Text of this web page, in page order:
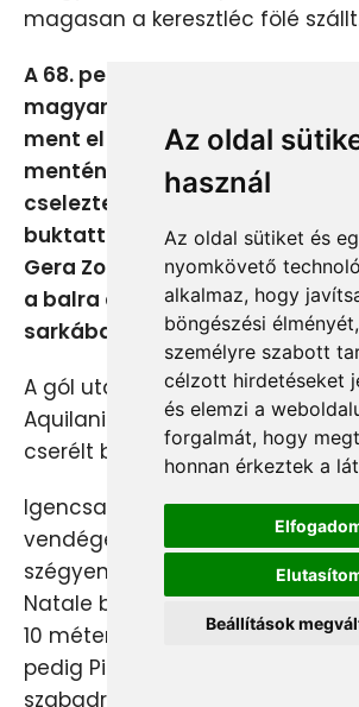
Az oldal
használ
Az oldal sütiket és
nyomkövető
alkalmaz, hogy
böngészési
személyre szabott
célzott hirdetéseket
és elemzi a
forgalmát, hogy
honnan érkeztek a
Beállítások
magasan a keresztléc fölé
A 68. percben megszerezte a
magyar válogatott: Szélesi
ment el a jobbszélen, majd az
mentén bátran a tizenhatoson
cselezte magát Cannavaro
buktatta őt - jogos büntető! A
Gera Zoltán nagyon higgadtan
a balra dőlő Buffon mellett a
sarkába helyezett. 2-1.
A gól után Donadoni kapitány
Aquilani helyére egy védőt,
cserélt be.
Igencsak csipkedni kezdték
vendégek, mert ez az eredmény
szégyenteljes volt a számukra. A
Natale balról érkező beadását
10 méterről a jobb felső sarok
pedig Pirlo legurítása után
szabadrúgásból a labdát